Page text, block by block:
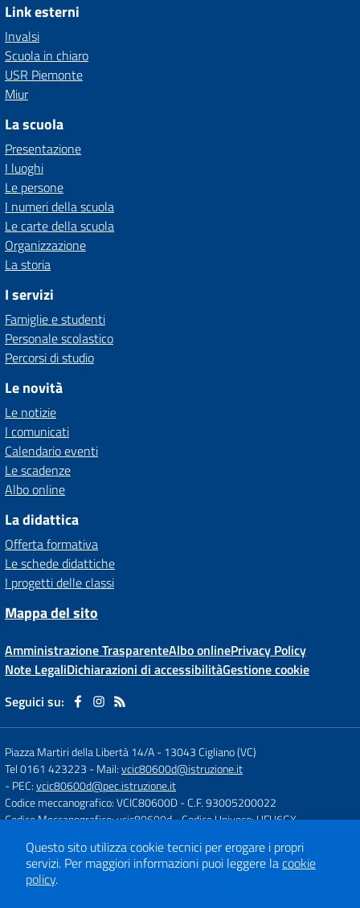
Link esterni
Invalsi
Scuola in chiaro
USR Piemonte
Miur
La scuola
Presentazione
I luoghi
Le persone
I numeri della scuola
Le carte della scuola
Organizzazione
La storia
I servizi
Famiglie e studenti
Personale scolastico
Percorsi di studio
Le novità
Le notizie
I comunicati
Calendario eventi
Le scadenze
Albo online
La didattica
Offerta formativa
Le schede didattiche
I progetti delle classi
Mappa del sito
Amministrazione TrasparenteAlbo onlinePrivacy Policy
Note LegaliDichiarazioni di accessibilitàGestione cookie
Seguici su:
Piazza Martiri della Libertà 14/A-13043 Cigliano (VC)
Tel 0161 423223 - Mail:vcic80600d@istruzione.it
- PEC:vcic80600d@pec.istruzione.it
Codice meccanografico: VCIC80600D- C.F. 93005200022
Codice Meccanografico: vcic80600d- Codice Univoco: UFU6GX
Concept & Design by
Designers Italia
Questo sito utilizza cookie tecnici per erogare i propri
servizi. Per maggiori informazioni puoi leggere lacookie
policy.